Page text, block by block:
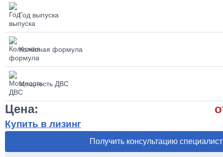
Год выпуска
Колёсная формула
Мощность ДВС
Цена:
Купить в лизинг
Получить консультацию